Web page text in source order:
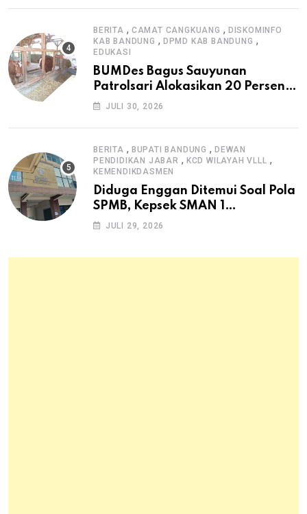
BERITA , CAMAT CANGKUANG , DISKOMINFO
KAB BANDUNG , DPMD KAB BANDUNG ,
EDUKASI
BUMDes Bagus Sauyunan
Patrolsari Alokasikan 20 Persen
Dana Desa untuk Ketahanan
JULI 30, 2026
BERITA , BUPATI BANDUNG ,DEWAN
PENDIDIKAN JABAR , KCD WILAYAH VLLL ,
KEMENDIKDASMEN
Diduga Enggan Ditemui Soal Pola
SPMB, Kepsek SMAN 1
Dayeuhkolot Dikeluhkan Orang
JULI 29, 2026